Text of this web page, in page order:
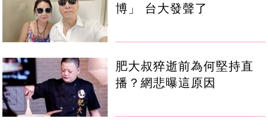
博」 台大發聲了
肥大叔猝逝前為何堅持直
播？網悲曝這原因